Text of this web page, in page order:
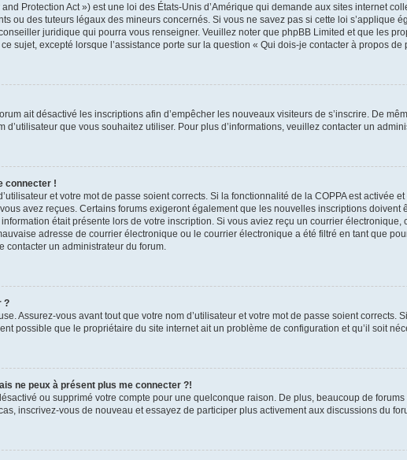
Protection Act ») est une loi des États-Unis d’Amérique qui demande aux sites internet
ou des tuteurs légaux des mineurs concernés. Si vous ne savez pas si cette loi s’applique
juridique qui pourra vous renseigner. Veuillez noter que phpBB Limited et que les
sujet, excepté lorsque l’assistance porte sur la question « Qui dois-je contacter à propos de
ait désactivé les inscriptions afin d’empêcher les nouveaux visiteurs de s’inscrire. De
d’utilisateur que vous souhaitez utiliser. Pour plus d’informations, veuillez contacter un
connecter !
et votre mot de passe soient corrects. Si la fonctionnalité de la COPPA est activée
avez reçues. Certains forums exigeront également que les nouvelles inscriptions
était présente lors de votre inscription. Si vous aviez reçu un courrier
adresse de courrier électronique ou le courrier électronique a été filtré en tant que
contacter un administrateur du forum.
?
Assurez-vous avant tout que votre nom d’utilisateur et votre mot de passe soient
possible que le propriétaire du site internet ait un problème de configuration et qu’il soit
ne peux à présent plus me connecter ?!
ou supprimé votre compte pour une quelconque raison. De plus, beaucoup de
inscrivez-vous de nouveau et essayez de participer plus activement aux discussions du